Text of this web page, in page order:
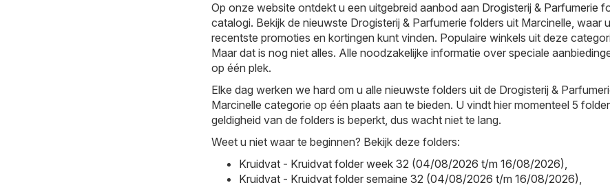
Op onze website ontdekt u een uitgebreid aanbod aan Drogisterij & Parfumerie
catalogi. Bekijk de nieuwste Drogisterij & Parfumerie folders uit Marcinelle, waar
recentste promoties en kortingen kunt vinden. Populaire winkels uit deze
Maar dat is nog niet alles. Alle noodzakelijke informatie over speciale
op één plek.
Elke dag werken we hard om u alle nieuwste folders uit de Drogisterij &
Marcinelle categorie op één plaats aan te bieden. U vindt hier momenteel 5
geldigheid van de folders is beperkt, dus wacht niet te lang.
Weet u niet waar te beginnen? Bekijk deze folders:
Kruidvat - Kruidvat folder week 32 (04/08/2026 t/m 16/08/2026)
Kruidvat - Kruidvat folder semaine 32 (04/08/2026 t/m 16/08/2026)